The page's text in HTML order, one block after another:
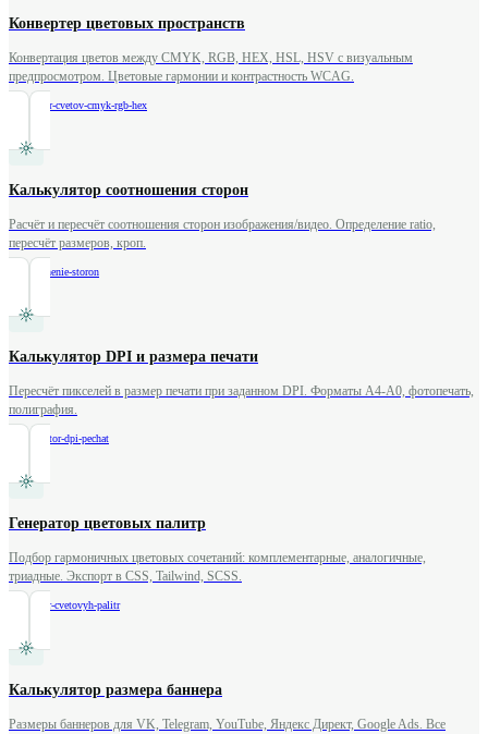
Конвертер цветовых пространств
Конвертация цветов между CMYK, RGB, HEX, HSL, HSV с визуальным
предпросмотром. Цветовые гармонии и контрастность WCAG.
konverter-cvetov-cmyk-rgb-hex
Калькулятор соотношения сторон
Расчёт и пересчёт соотношения сторон изображения/видео. Определение ratio,
пересчёт размеров, кроп.
sootnoshenie-storon
Калькулятор DPI и размера печати
Пересчёт пикселей в размер печати при заданном DPI. Форматы A4-A0, фотопечать,
полиграфия.
kalkulyator-dpi-pechat
Генератор цветовых палитр
Подбор гармоничных цветовых сочетаний: комплементарные, аналогичные,
триадные. Экспорт в CSS, Tailwind, SCSS.
generator-cvetovyh-palitr
Калькулятор размера баннера
Размеры баннеров для VK, Telegram, YouTube, Яндекс Директ, Google Ads. Все